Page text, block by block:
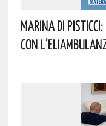
Marina Di
Con